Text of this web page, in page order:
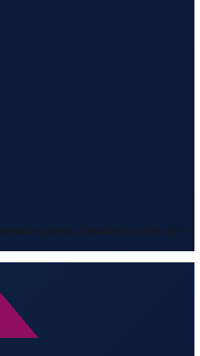
eines Standorts kann sich